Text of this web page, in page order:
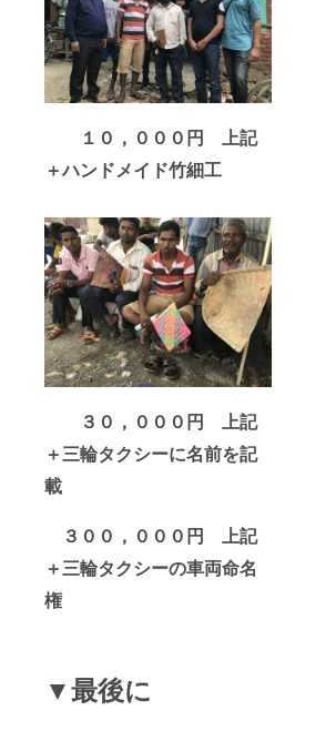
１０，０００円 上記
＋ハンドメイド竹細工
３０，０００円 上記
＋三輪タクシーに名前を記
載
３００，０００円 上記
＋三輪タクシーの車両命名
権
▼最後に